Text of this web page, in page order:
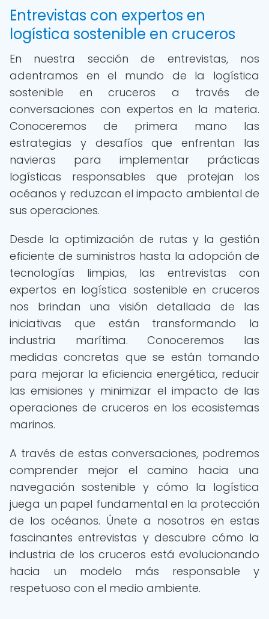
Entrevistas con expertos en
logística sostenible en cruceros
En nuestra sección de entrevistas, nos
adentramos en el mundo de la logística
sostenible en cruceros a través de
conversaciones con expertos en la materia.
Conoceremos de primera mano las
estrategias y desafíos que enfrentan las
navieras para implementar prácticas
logísticas responsables que protejan los
océanos y reduzcan el impacto ambiental de
sus operaciones.
Desde la optimización de rutas y la gestión
eficiente de suministros hasta la adopción de
tecnologías limpias, las entrevistas con
expertos en logística sostenible en cruceros
nos brindan una visión detallada de las
iniciativas que están transformando la
industria marítima. Conoceremos las
medidas concretas que se están tomando
para mejorar la eficiencia energética, reducir
las emisiones y minimizar el impacto de las
operaciones de cruceros en los ecosistemas
marinos.
A través de estas conversaciones, podremos
comprender mejor el camino hacia una
navegación sostenible y cómo la logística
juega un papel fundamental en la protección
de los océanos. Únete a nosotros en estas
fascinantes entrevistas y descubre cómo la
industria de los cruceros está evolucionando
hacia un modelo más responsable y
respetuoso con el medio ambiente.